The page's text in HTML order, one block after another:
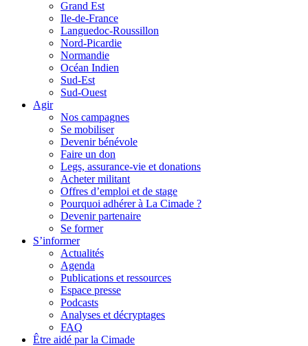
Grand Est
Ile-de-France
Languedoc-Roussillon
Nord-Picardie
Normandie
Océan Indien
Sud-Est
Sud-Ouest
Agir
Nos campagnes
Se mobiliser
Devenir bénévole
Faire un don
Legs, assurance-vie et donations
Acheter militant
Offres d’emploi et de stage
Pourquoi adhérer à La Cimade ?
Devenir partenaire
Se former
S’informer
Actualités
Agenda
Publications et ressources
Espace presse
Podcasts
Analyses et décryptages
FAQ
Être aidé par la Cimade